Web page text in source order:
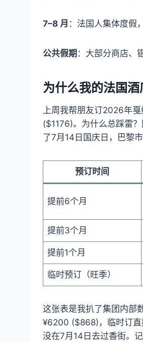
7–8 月 ：法国人集体度假
公共假期 ：大部分商店、
为什么我的法国酒
上周我帮朋友订2026年
($1176)。为什么总踩雷
了7月14日国庆日，巴黎
预订时间
提前6个月
提前3个月
提前1个月
临时预订（旺季）
这张表是我扒了集团内
¥6200 ($868)，临时订直
没在7月14日去过香街。